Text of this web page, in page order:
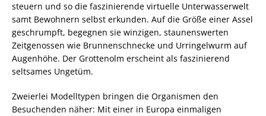
steuern und so die faszinierende virtuelle Unterwasserwelt
samt Bewohnern selbst erkunden. Auf die Größe einer Assel
geschrumpft, begegnen sie winzigen, staunenswerten
Zeitgenossen wie Brunnenschnecke und Urringelwurm auf
Augenhöhe. Der Grottenolm erscheint als faszinierend
seltsames Ungetüm.
Zweierlei Modelltypen bringen die Organismen den
Besuchenden näher: Mit einer in Europa einmaligen